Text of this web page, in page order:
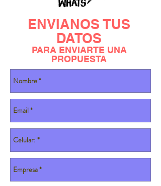
ENVIANOS TUS
DATOS
PARA ENVIARTE UNA
PROPUESTA